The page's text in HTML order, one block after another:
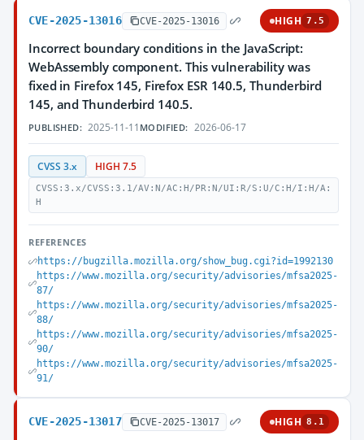
CVE-2025-13016 CVE-2025-13016 HIGH 7.5
Incorrect boundary conditions in the JavaScript:
WebAssembly component. This vulnerability was
fixed in Firefox 145, Firefox ESR 140.5, Thunderbird
145, and Thunderbird 140.5.
PUBLISHED: 2025-11-11 MODIFIED: 2026-06-17
CVSS 3.x HIGH 7.5
CVSS:3.x/CVSS:3.1/AV:N/AC:H/PR:N/UI:R/S:U/C:H/I:H/A:
H
REFERENCES
https://bugzilla.mozilla.org/show_bug.cgi?id=1992130
https://www.mozilla.org/security/advisories/mfsa2025-
87/
https://www.mozilla.org/security/advisories/mfsa2025-
88/
https://www.mozilla.org/security/advisories/mfsa2025-
90/
https://www.mozilla.org/security/advisories/mfsa2025-
91/
CVE-2025-13017 CVE-2025-13017 HIGH 8.1